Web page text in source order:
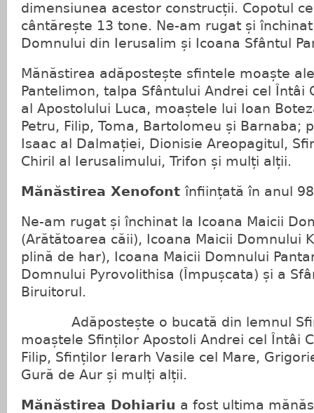
dimensiunea acestor construcții. Copotul
cântărește 13 tone. Ne-am rugat și
Domnului din Ierusalim și Icoana Sfântul
Mănăstirea adăpostește sfintele moaște
Pantelimon, talpa Sfântului Andrei cel Întâi
al Apostolului Luca, moaștele lui Ioan
Petru, Filip, Toma, Bartolomeu și Barnaba;
Isaac al Dalmației, Dionisie Areopagitul,
Chiril al Ierusalimului, Trifon și mulți alții.
Mănăstirea Xenofont înființată în anul
Ne-am rugat și închinat la Icoana Maicii
(Arătătoarea căii), Icoana Maicii Domnului
plină de har), Icoana Maicii Domnului
Domnului Pyrovolithisa (Împușcata) și a
Biruitorul.
Adăpostește o bucată din lemnul
moaștele Sfinților Apostoli Andrei cel Întâi
Filip, Sfinților Ierarh Vasile cel Mare,
Gură de Aur și mulți alții.
Mănăstirea Dohiariu a fost ultima